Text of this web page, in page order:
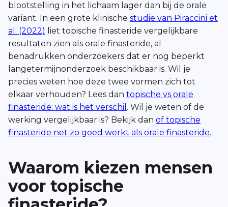
blootstelling in het lichaam lager dan bij de orale
variant. In een grote klinische studie van Piraccini et
al. (2022) liet topische finasteride vergelijkbare
resultaten zien als orale finasteride, al
benadrukken onderzoekers dat er nog beperkt
langetermijnonderzoek beschikbaar is. Wil je
precies weten hoe deze twee vormen zich tot
elkaar verhouden? Lees dan topische vs orale
finasteride: wat is het verschil . Wil je weten of de
werking vergelijkbaar is? Bekijk dan of topische
finasteride net zo goed werkt als orale finasteride.
Waarom kiezen mensen
voor topische